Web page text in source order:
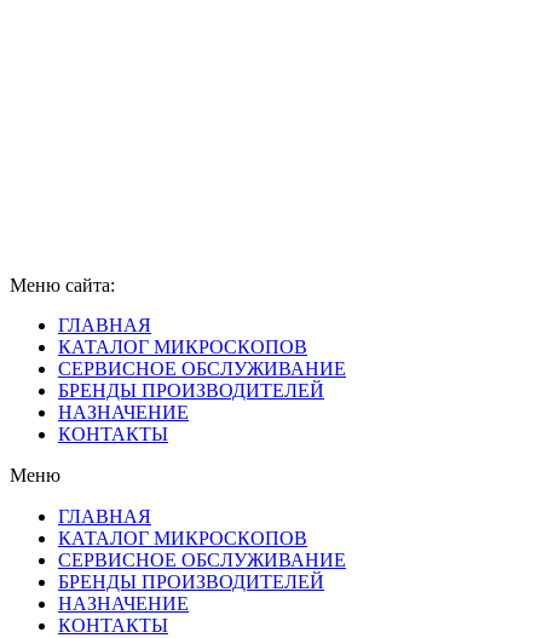
Меню сайта:
ГЛАВНАЯ
КАТАЛОГ МИКРОСКОПОВ
СЕРВИСНОЕ ОБСЛУЖИВАНИЕ
БРЕНДЫ ПРОИЗВОДИТЕЛЕЙ
НАЗНАЧЕНИЕ
КОНТАКТЫ
Меню
ГЛАВНАЯ
КАТАЛОГ МИКРОСКОПОВ
СЕРВИСНОЕ ОБСЛУЖИВАНИЕ
БРЕНДЫ ПРОИЗВОДИТЕЛЕЙ
НАЗНАЧЕНИЕ
КОНТАКТЫ